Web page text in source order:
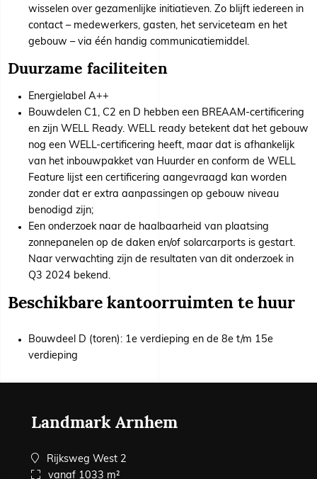
wisselen over gezamenlijke initiatieven. Zo blijft iedereen in
contact – medewerkers, gasten, het serviceteam en het
gebouw – via één handig communicatiemiddel.
Duurzame faciliteiten
Energielabel A++
Bouwdelen C1, C2 en D hebben een BREAAM-certificering
en zijn WELL Ready. WELL ready betekent dat het gebouw
nog een WELL-certificering heeft, maar dat is afhankelijk
van het inbouwpakket van Huurder en conform de WELL
Feature lijst een certificering aangevraagd kan worden
zonder dat er extra aanpassingen op gebouw niveau
benodigd zijn;
Een onderzoek naar de haalbaarheid van plaatsing
zonnepanelen op de daken en/of solarcarports is gestart.
Naar verwachting zijn de resultaten van dit onderzoek in
Q3 2024 bekend.
Beschikbare kantoorruimten te huur
Bouwdeel D (toren): 1e verdieping en de 8e t/m 15e
verdieping
Landmark Arnhem
Rijksweg West 2
vanaf 1033 m²